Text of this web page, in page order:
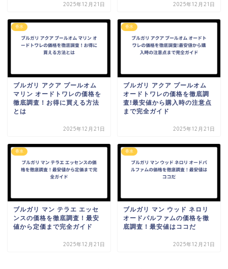
2025年12月21日 2025年12月21日
香水
ブルガリ アクア プールオム
マリン オードトワレの価格を
徹底調査！お得に買える方法
とは
2025年12月21日
香水
ブルガリ アクア プールオム
オードトワレの価格を徹底調
査!最安値から購入時の注意点
まで完全ガイド
2025年12月21日
香水
ブルガリ マン テラエ エッセ
ンスの価格を徹底調査！最安
値から定価まで完全ガイド
2025年12月21日
香水
ブルガリ マン ウッド ネロリ
オードパルファムの価格を徹
底調査！最安値はココだ
2025年12月21日